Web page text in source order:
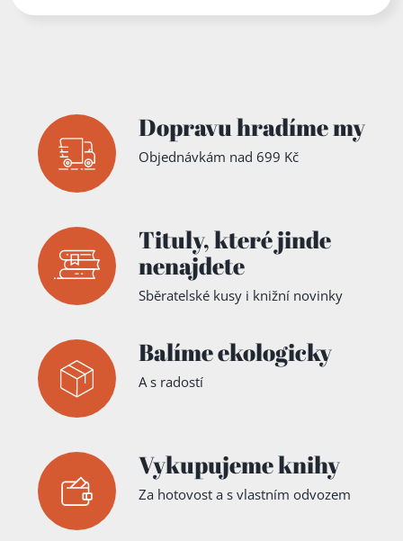
Dopravu hradíme my
Objednávkám nad 699 Kč
Tituly,které jinde
nenajdete
Sběratelské kusy i knižní novinky
Balíme ekologicky
A s radostí
Vykupujeme knihy
Za hotovost a s vlastním odvozem